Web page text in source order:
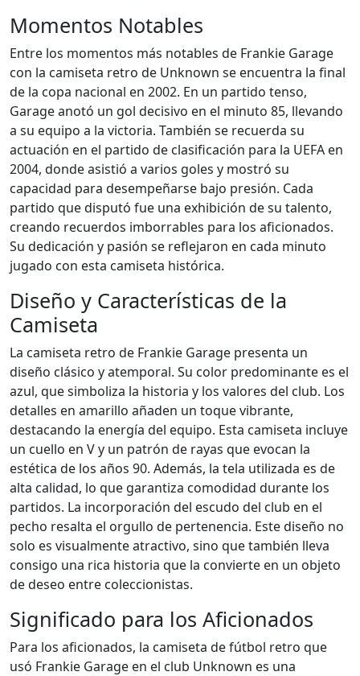
Momentos Notables
Entre los momentos más notables de Frankie Garage
con la camiseta retro de Unknown se encuentra la final
de la copa nacional en 2002. En un partido tenso,
Garage anotó un gol decisivo en el minuto 85, llevando
a su equipo a la victoria. También se recuerda su
actuación en el partido de clasificación para la UEFA en
2004, donde asistió a varios goles y mostró su
capacidad para desempeñarse bajo presión. Cada
partido que disputó fue una exhibición de su talento,
creando recuerdos imborrables para los aficionados.
Su dedicación y pasión se reflejaron en cada minuto
jugado con esta camiseta histórica.
Diseño y Características de la
Camiseta
La camiseta retro de Frankie Garage presenta un
diseño clásico y atemporal. Su color predominante es el
azul, que simboliza la historia y los valores del club. Los
detalles en amarillo añaden un toque vibrante,
destacando la energía del equipo. Esta camiseta incluye
un cuello en V y un patrón de rayas que evocan la
estética de los años 90. Además, la tela utilizada es de
alta calidad, lo que garantiza comodidad durante los
partidos. La incorporación del escudo del club en el
pecho resalta el orgullo de pertenencia. Este diseño no
solo es visualmente atractivo, sino que también lleva
consigo una rica historia que la convierte en un objeto
de deseo entre coleccionistas.
Significado para los Aficionados
Para los aficionados, la camiseta de fútbol retro que
usó Frankie Garage en el club Unknown es una